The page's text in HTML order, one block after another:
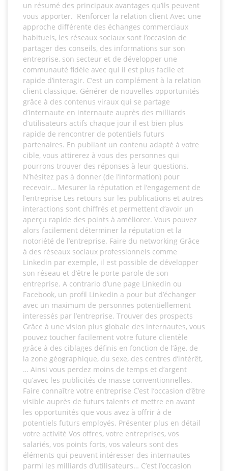
un résumé des principaux avantages qu’ils peuvent
vous apporter. Renforcer la relation client Avec une
approche différente des échanges commerciaux
habituels, les réseaux sociaux sont l’occasion de
partager des conseils, des informations sur son
entreprise, son secteur et de développer une
communauté fidèle avec qui il est plus facile et
rapide d’interagir. C’est un complément à la relation
client classique. Générer de nouvelles opportunités
grâce à des contenus viraux qui se partage
d’internaute en internaute auprès des milliards
d’utilisateurs actifs chaque jour il est bien plus
rapide de rencontrer de potentiels futurs
partenaires. En publiant un contenu adapté à votre
cible, vous attirerez à vous des personnes qui
pourrons trouver des réponses à leur questions.
N’hésitez pas à donner (de l’information) pour
recevoir… Mesurer la réputation et l’engagement de
l’entreprise Les retours sur les publications et autres
interactions sont chiffrés et permettent d’avoir un
aperçu rapide des points à améliorer. Vous pouvez
alors facilement déterminer la réputation et la
notoriété de l’entreprise. Faire du networking Grâce
à des réseaux sociaux professionnels comme
Linkedin par exemple, il est possible de développer
son réseau et d’être le porte-parole de son
entreprise. A contrario d’une page Linkedin ou
Facebook, un profil Linkedin a pour but d’échanger
avec un maximum de personnes potentiellement
interessés par l’entreprise. Trouver des prospects
Grâce à une vision plus globale des internautes, vous
pouvez toucher facilement votre future clientèle
grâce à des ciblages définis en fonction de l’âge, de
la zone géographique, du sexe, des centres d’intérêt,
… Ainsi vous perdez moins de temps et d’argent
qu’avec les publicités de masse conventionnelles.
Faire connaître votre entreprise C’est l’occasion d’être
visible auprès de futurs talents et mettre en avant
les opportunités que vous avez à offrir à de
potentiels futurs employés. Présenter plus en détail
votre activité Vos offres, votre entreprises, vos
salariés, vos points forts, vos valeurs sont des
éléments qui peuvent intéresser des internautes
parmi les milliards d’utilisateurs… C’est l’occasion